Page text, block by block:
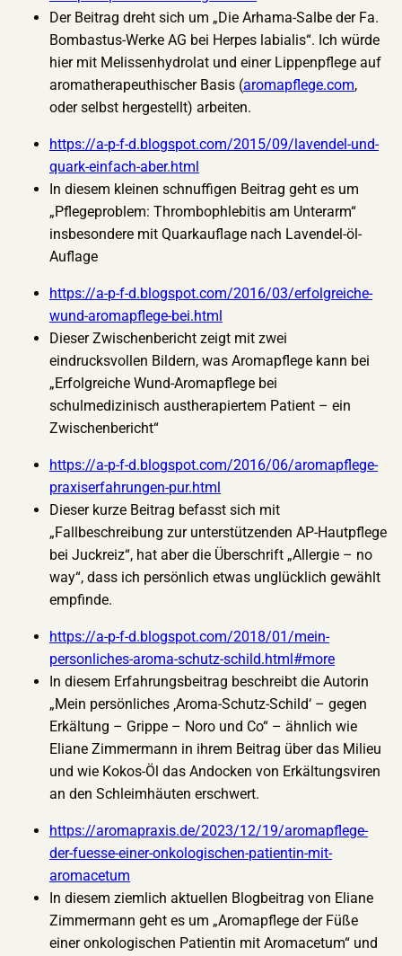
Der Beitrag dreht sich um „Die Arhama-Salbe der Fa.
Bombastus-Werke AG bei Herpes labialis“. Ich würde
hier mit Melissenhydrolat und einer Lippenpflege auf
aromatherapeuthischer Basis (aromapflege.com,
oder selbst hergestellt) arbeiten.
https://a-p-f-d.blogspot.com/2015/09/lavendel-und-
quark-einfach-aber.html
In diesem kleinen schnuffigen Beitrag geht es um
„Pflegeproblem: Thrombophlebitis am Unterarm“
insbesondere mit Quarkauflage nach Lavendel-öl-
Auflage
https://a-p-f-d.blogspot.com/2016/03/erfolgreiche-
wund-aromapflege-bei.html
Dieser Zwischenbericht zeigt mit zwei
eindrucksvollen Bildern, was Aromapflege kann bei
„Erfolgreiche Wund-Aromapflege bei
schulmedizinisch austherapiertem Patient – ein
Zwischenbericht“
https://a-p-f-d.blogspot.com/2016/06/aromapflege-
praxiserfahrungen-pur.html
Dieser kurze Beitrag befasst sich mit
„Fallbeschreibung zur unterstützenden AP-Hautpflege
bei Juckreiz“, hat aber die Überschrift „Allergie – no
way“, dass ich persönlich etwas unglücklich gewählt
empfinde.
https://a-p-f-d.blogspot.com/2018/01/mein-
personliches-aroma-schutz-schild.html#more
In diesem Erfahrungsbeitrag beschreibt die Autorin
„Mein persönliches ‚Aroma-Schutz-Schild‘ – gegen
Erkältung – Grippe – Noro und Co“ – ähnlich wie
Eliane Zimmermann in ihrem Beitrag über das Milieu
und wie Kokos-Öl das Andocken von Erkältungsviren
an den Schleimhäuten erschwert.
https://aromapraxis.de/2023/12/19/aromapflege-
der-fuesse-einer-onkologischen-patientin-mit-
aromacetum
In diesem ziemlich aktuellen Blogbeitrag von Eliane
Zimmermann geht es um „Aromapflege der Füße
einer onkologischen Patientin mit Aromacetum“ und